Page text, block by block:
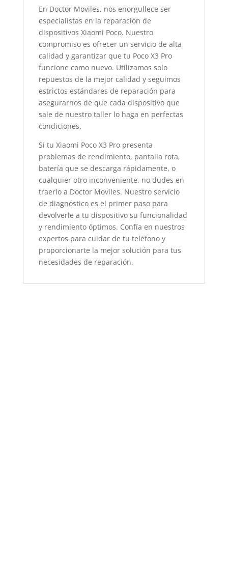
En Doctor Moviles, nos enorgullece ser
especialistas en la reparación de
dispositivos Xiaomi Poco. Nuestro
compromiso es ofrecer un servicio de alta
calidad y garantizar que tu Poco X3 Pro
funcione como nuevo. Utilizamos solo
repuestos de la mejor calidad y seguimos
estrictos estándares de reparación para
asegurarnos de que cada dispositivo que
sale de nuestro taller lo haga en perfectas
condiciones.
Si tu Xiaomi Poco X3 Pro presenta
problemas de rendimiento, pantalla rota,
batería que se descarga rápidamente, o
cualquier otro inconveniente, no dudes en
traerlo a Doctor Moviles. Nuestro servicio
de diagnóstico es el primer paso para
devolverle a tu dispositivo su funcionalidad
y rendimiento óptimos. Confía en nuestros
expertos para cuidar de tu teléfono y
proporcionarte la mejor solución para tus
necesidades de reparación.